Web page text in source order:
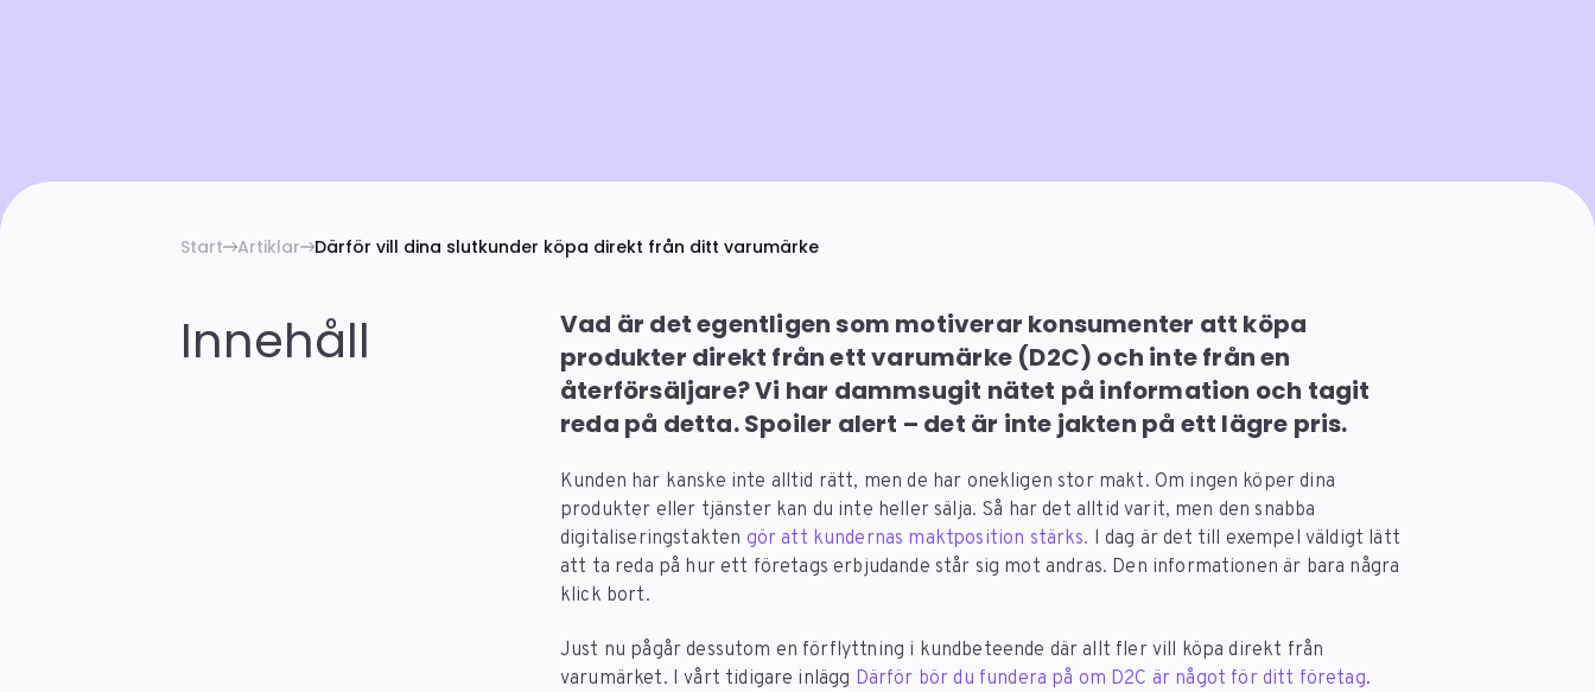
Start Artiklar Därför vill dina slutkunder köpa direkt från ditt varumärke
Innehåll
Vad är det egentligen som motiverar konsumenter att köpa
produkter direkt från ett varumärke (D2C) och inte från en
återförsäljare? Vi har dammsugit nätet på information och tagit
reda på detta. Spoiler alert – det är inte jakten på ett lägre pris.
Kunden har kanske inte alltid rätt, men de har onekligen stor makt. Om ingen köper dina
produkter eller tjänster kan du inte heller sälja. Så har det alltid varit, men den snabba
digitaliseringstakten gör att kundernas maktposition stärks. I dag är det till exempel väldigt lätt
att ta reda på hur ett företags erbjudande står sig mot andras. Den informationen är bara några
klick bort.
Just nu pågår dessutom en förflyttning i kundbeteende där allt fler vill köpa direkt från
varumärket. I vårt tidigare inlägg Därför bör du fundera på om D2C är något för ditt företag.